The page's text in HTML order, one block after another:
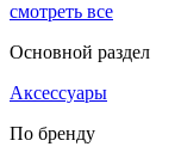
смотреть все
Основной раздел
Аксессуары
По бренду